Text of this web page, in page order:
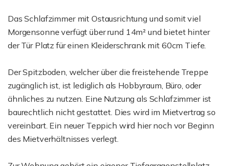
Das Schlafzimmer mit Ostausrichtung und somit viel
Morgensonne verfügt über rund 14m² und bietet hinter
der Tür Platz für einen Kleiderschrank mit 60cm Tiefe.
Der Spitzboden, welcher über die freistehende Treppe
zugänglich ist, ist lediglich als Hobbyraum, Büro, oder
ähnliches zu nutzen. Eine Nutzung als Schlafzimmer ist
baurechtlich nicht gestattet. Dies wird im Mietvertrag so
vereinbart. Ein neuer Teppich wird hier noch vor Beginn
des Mietverhältnisses verlegt.